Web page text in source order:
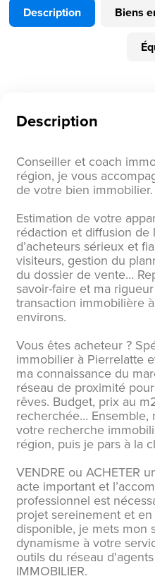
Description Biens
Description
Conseiller et coach
région, je vous
de votre bien immobilier.
Estimation de votre
rédaction et diffusion de
d’acheteurs sérieux et
visiteurs, gestion du
du dossier de vente…
savoir-faire et ma
transaction immobilière
environs.
Vous êtes acheteur ?
immobilier à Pierrelatte
ma connaissance du
réseau de proximité
rêves. Budget, prix au
recherchée… Ensemble,
votre recherche
région, puis je pars à la
VENDRE ou ACHETER
acte important et
professionnel est
projet sereinement et
disponible, je mets mon
dynamisme à votre
outils du réseau
IMMOBILIER.